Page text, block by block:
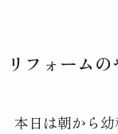
リフォーム
本日は朝から